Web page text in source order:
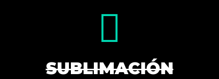
SUBLIMACIÓN